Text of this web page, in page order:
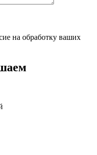
на обработку ваших